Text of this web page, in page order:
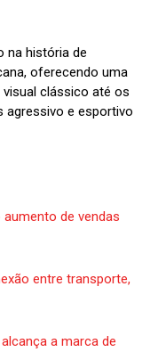
na história de
oferecendo uma
clássico até os
agressivo e esportivo
de vendas
entre transporte,
a marca de